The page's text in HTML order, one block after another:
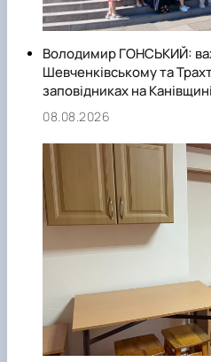
Володимир ГОНСЬКИЙ:
Шевченківському та
заповідниках на Канівщині
08.08.2026